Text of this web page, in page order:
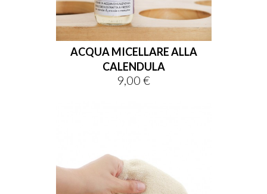
ACQUA MICELLARE ALLA
CALENDULA
Prezzo
9,00 €